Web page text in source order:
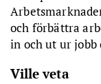
och förbättra
in och ut ur
Ville veta